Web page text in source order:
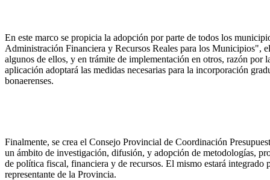
En este marco se propicia la adopción por parte de todos los
Administración Financiera y Recursos Reales para los Municipios",
algunos de ellos, y en trámite de implementación en otros, razón por
aplicación adoptará las medidas necesarias para la incorporación
bonaerenses.
Finalmente, se crea el Consejo Provincial de Coordinación
un ámbito de investigación, difusión, y adopción de metodologías,
de política fiscal, financiera y de recursos. El mismo estará
representante de la Provincia.